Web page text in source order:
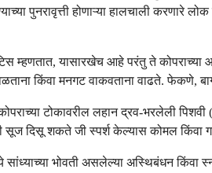
पुनरावृत्ती होणाऱ्या हालचाली करणारे
म्हणतात, यासारखेच आहे परंतु ते कोपराच्या
किंवा मनगट वाकवताना वाढते. फेकणे,
टोकावरील लहान द्रव-भरलेली
सूज दिसू शकते जी स्पर्श केल्यास कोमल किंवा
सांध्याच्या भोवती असलेल्या अस्थिबंधन